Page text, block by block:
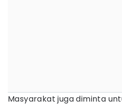
Masyarakat juga diminta